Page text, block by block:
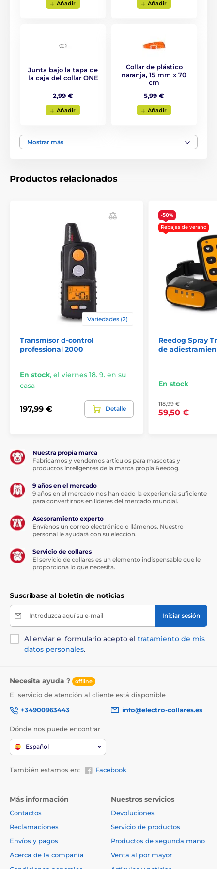
Receptor y transmisor sumergibles
40 niveles de pulso de estimulación - corto/largo
Posibilidad de adiestrar a 2 perros
Para adiestrar a 2 perros
Pantalla LCD retroiluminada
Tipo de corrección
vibración, 40 grados de impulso corto y
largo y 8 modos de luz. El collar dispone de una
varios niveles con sólo pulsar un botón
Alcance del collar
El alcance del collar es adecuado para el
adiestramiento en el entorno doméstico,
pero también en terrenos más difíciles y
accidentados. La distancia máxima de entrenamiento
de laboratorio. En la práctica, el alcance disminuye
ligeramente, sobre todo debido al entorno. El alcance
le irá bien en condiciones normales, por ejemplo en el
Batería y carga
El transmisor funciona con 2 pilas AAA de
utilizadas. El estado de la batería está en el
transmisor. El receptor tiene una batería recargable Li-
indica mediante un indicador luminoso.
Impermeabilidad
El collar incluye un receptor y un
transmisor totalmente sumergibles. Esto
lo convierte en la opción ideal para
entrenar en el agua o cerca de ella o en condiciones
extremas (bosque, barro).
Número de perros
Con la compra de un receptor adicional, se
pueden adiestrar hasta 2 perros al mismo
Dogtrace D-Control Professional 2000 ONE, utilizando
un transmisor.
Aňadir Aňadir
Junta bajo la tapa de
la caja del collar ONE
2,99 €
Aňadir
Collar de plástico
naranja, 15 mm x 70
cm
5,99 €
Aňadir
Mostrar más
Productos relacionados
Variedades (2)
Transmisor d-control
professional 2000
En stock, el viernes 18. 9. en su
casa
197,99 € Detalle
-50%
Rebajas de verano
Reedog Spray
de
En stock
118,99 €
59,50 €
Nuestra propia marca
Fabricamos y vendemos artículos para mascotas y
productos inteligentes de la marca propia Reedog.
9 años en el mercado
9 años en el mercado nos han dado la experiencia suficiente
para convertirnos en líderes del mercado mundial.
Asesoramiento experto
Envíenos un correo electrónico o llámenos. Nuestro
personal le ayudará con su eleccion.
Servicio de collares
El servicio de collares es un elemento indispensable que le
proporciona lo que necesita.
Suscríbase al boletín de noticias
Introduzca aquí su e-mail Iniciar sesión
Al enviar el formulario acepto el tratamiento de mis
datos personales.
Necesita ayuda ? offline
El servicio de atención al cliente está disponible
+34900963443
info@electro-collares.es
Dónde nos puede encontrar
Español
También estamos en: Facebook
Más información
Contactos
Reclamaciones
Envíos y pagos
Acerca de la compañía
Nuestros servicios
Devoluciones
Servicio de productos
Productos de segunda mano
Venta al por mayor